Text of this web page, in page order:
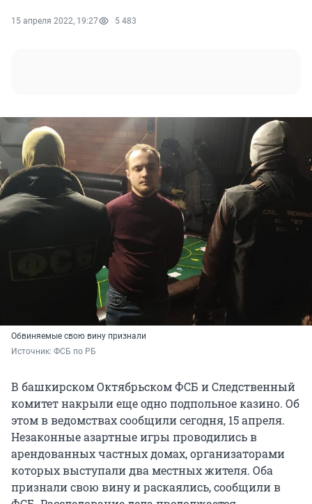
15 апреля 2022, 19:27 5 483
Обвиняемые свою вину признали
Источник: ФСБ по РБ
В башкирском Октябрьском ФСБ и Следственный
комитет накрыли еще одно подпольное казино. Об
этом в ведомствах сообщили сегодня, 15 апреля.
Незаконные азартные игры проводились в
арендованных частных домах, организаторами
которых выступали два местных жителя. Оба
признали свою вину и раскаялись, сообщили в